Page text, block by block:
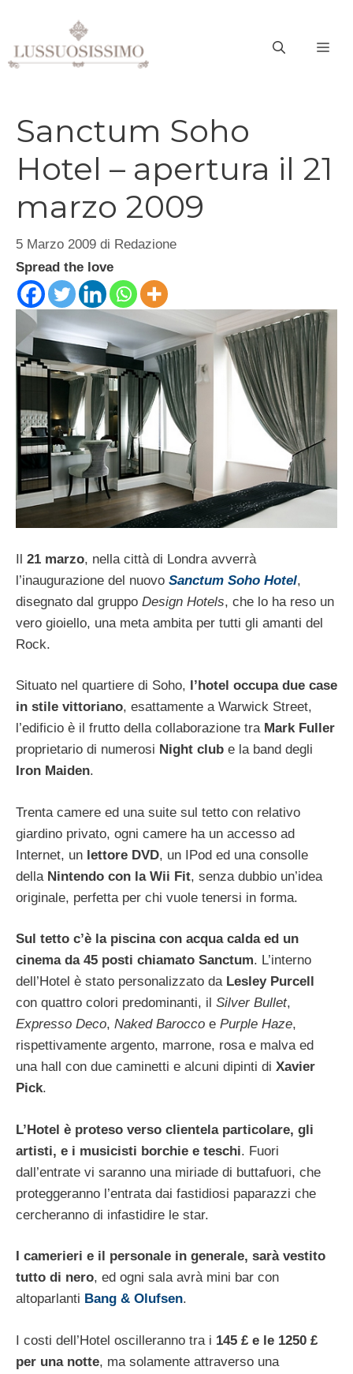
contenuto
Sanctum Soho
Hotel – apertura il 21
marzo 2009
5 Marzo 2009 di Redazione
Spread the love
Il 21 marzo, nella città di Londra avverrà
l’inaugurazione del nuovo Sanctum Soho Hotel,
disegnato dal gruppo Design Hotels, che lo ha reso un
vero gioiello, una meta ambita per tutti gli amanti del
Rock.
Situato nel quartiere di Soho,
l’hotel occupa due case
in stile vittoriano, esattamente a Warwick Street,
l’edificio è il frutto della collaborazione tra Mark Fuller
proprietario di numerosi Night club e la band degli
Iron Maiden.
Trenta camere ed una suite sul tetto con relativo
giardino privato, ogni camere ha un accesso ad
Internet, un lettore DVD, un IPod ed una consolle
della Nintendo con la Wii Fit, senza dubbio un’idea
originale, perfetta per chi vuole tenersi in forma.
Sul tetto c’è la piscina con acqua calda ed un
cinema da 45 posti chiamato Sanctum. L’interno
dell’Hotel è stato personalizzato da Lesley Purcell
con quattro colori predominanti, il Silver Bullet,
Expresso Deco, Naked Barocco e Purple Haze,
rispettivamente argento, marrone, rosa e malva ed
una hall con due caminetti e alcuni dipinti di Xavier
Pick.
L’Hotel è proteso verso clientela particolare, gli
artisti, e i musicisti borchie e teschi. Fuori
dall’entrate vi saranno una miriade di buttafuori, che
proteggeranno l’entrata dai fastidiosi paparazzi che
cercheranno di infastidire le star.
I camerieri e il personale in generale, sarà vestito
tutto di nero, ed ogni sala avrà mini bar con
altoparlanti Bang & Olufsen.
I costi dell’Hotel oscilleranno tra i 145 £ e le 1250 £
per una notte, ma solamente attraverso una